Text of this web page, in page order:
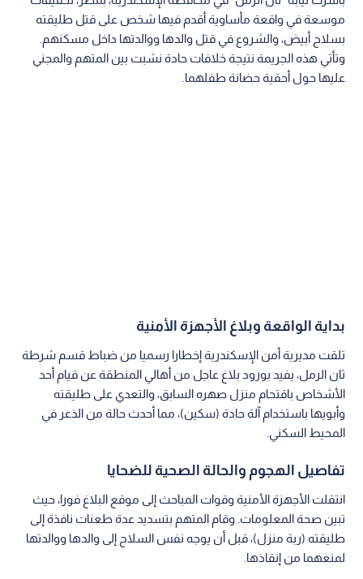
موسعة في واقعة مأساوية أقدم فيها شخص على قتل طليقته
بسلاح أبيض، والشروع في قتل والدها ووالدتها داخل مسكنهم.
وتأتي هذه الجريمة نتيجة خلافات حادة نشبت بين المتهم والمجني
عليها حول أحقية حضانة طفلهما.
بداية الواقعة وبلاغ الأجهزة الأمنية
تلقت مديرية أمن الإسكندرية إخطارا رسميا من ضباط قسم شرطة
ثان الرمل، يفيد بورود بلاغ عاجل من أهالي المنطقة عن قيام أحد
الأشخاص باقتحام منزل صهره السابق، والتعدي على طليقته
وأبويها باستخدام آلة حادة (سكين)، مما أحدث حالة من الذعر في
المحيط السكني.
تفاصيل الهجوم والحالة الصحية للضحايا
انتقلت الأجهزة الأمنية وقوات المباحث إلى موقع البلاغ فورا، حيث
تبين صحة المعلومات. وقام المتهم بتسديد عدة طعنات نافذة إلى
طليقته (ربة منزل)، قبل أن يوجه نفس السلاح إلى والدها ووالدتها
لمنعهما من إنقاذها.